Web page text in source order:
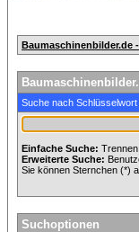
Baumaschinenbilder.de
Suche nach Schlüsselwort
Einfache Suche:
Erweiterte Suche:
Sie können Sternchen (*)
Suchoptionen